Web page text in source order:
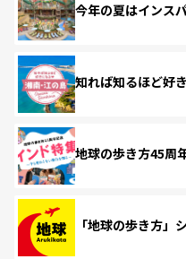
今年の夏はインス
知れば知るほど好
地球の歩き方45周
「地球の歩き方」